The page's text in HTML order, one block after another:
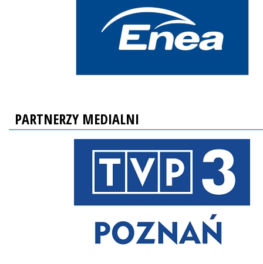
PARTNERZY MEDIALNI